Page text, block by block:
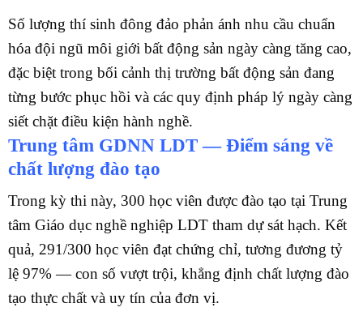
Số lượng thí sinh đông đảo phản ánh nhu cầu chuẩn
hóa đội ngũ môi giới bất động sản ngày càng tăng cao,
đặc biệt trong bối cảnh thị trường bất động sản đang
từng bước phục hồi và các quy định pháp lý ngày càng
siết chặt điều kiện hành nghề.
Trung tâm GDNN LDT — Điểm sáng về
chất lượng đào tạo
Trong kỳ thi này, 300 học viên được đào tạo tại Trung
tâm Giáo dục nghề nghiệp LDT tham dự sát hạch. Kết
quả, 291/300 học viên đạt chứng chỉ, tương đương tỷ
lệ 97% — con số vượt trội, khẳng định chất lượng đào
tạo thực chất và uy tín của đơn vị.